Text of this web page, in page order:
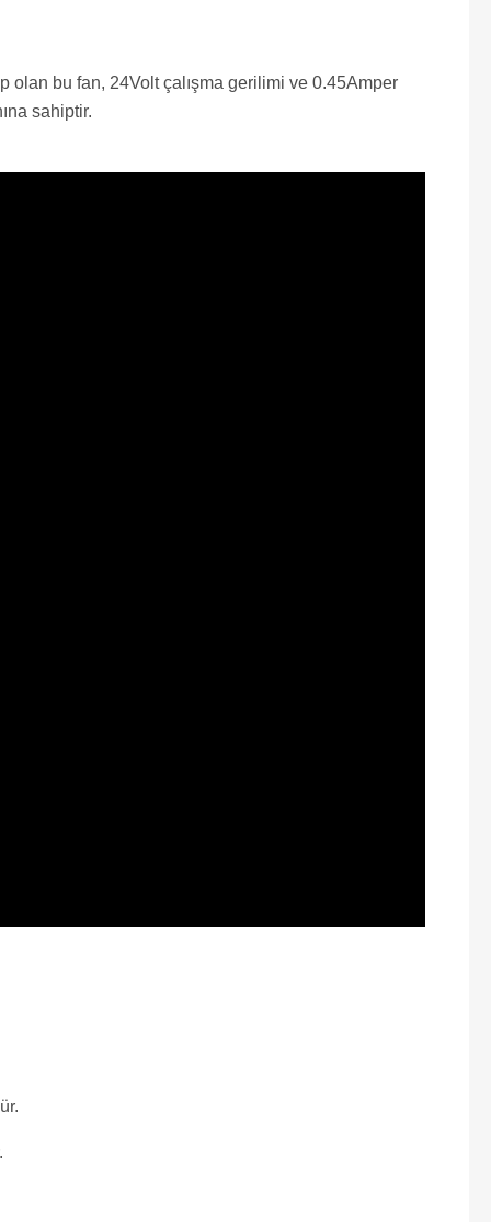
olan bu fan, 24Volt çalışma gerilimi ve 0.45Amper
sahiptir.